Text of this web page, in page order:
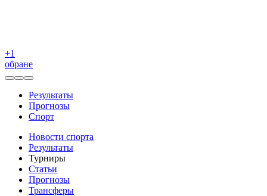
+1
обране
Результаты
Прогнозы
Спорт
Новости спорта
Результаты
Турниры
Статьи
Прогнозы
Трансферы